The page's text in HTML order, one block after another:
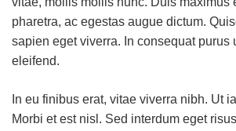
pharetra, ac egestas augue dictum.
sapien eget viverra. In consequat purus
eleifend.
In eu finibus erat, vitae viverra nibh. Ut
Morbi et est nisl. Sed interdum eget